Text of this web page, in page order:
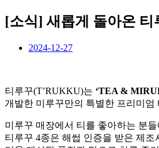
[소식] 새롭게 돌아온 티
2024-12-27
티루꾸(T’RUKKU)는 ‘TEA &
개발한 미루꾸만의 특별한 프리미엄
미루꾸 매장에서 티를 좋아하는 분
티루꾸 4종은 해썹 인증을 받은 제